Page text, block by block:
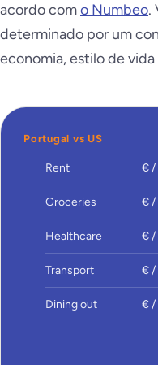
acordo como Numbeo.
determinado por um
economia, estilo de
Portugal vs US
Rent € /
Groceries € /
Healthcare € /
Transport € /
Dining out € /